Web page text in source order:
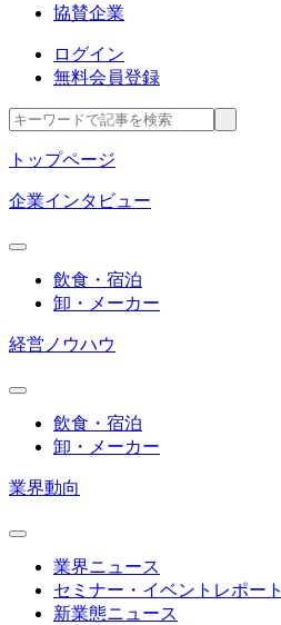
協賛企業
ログイン
無料会員登録
トップページ
企業インタビュー
飲食・宿泊
卸・メーカー
経営ノウハウ
飲食・宿泊
卸・メーカー
業界動向
業界ニュース
セミナー・イベントレポート
新業態ニュース